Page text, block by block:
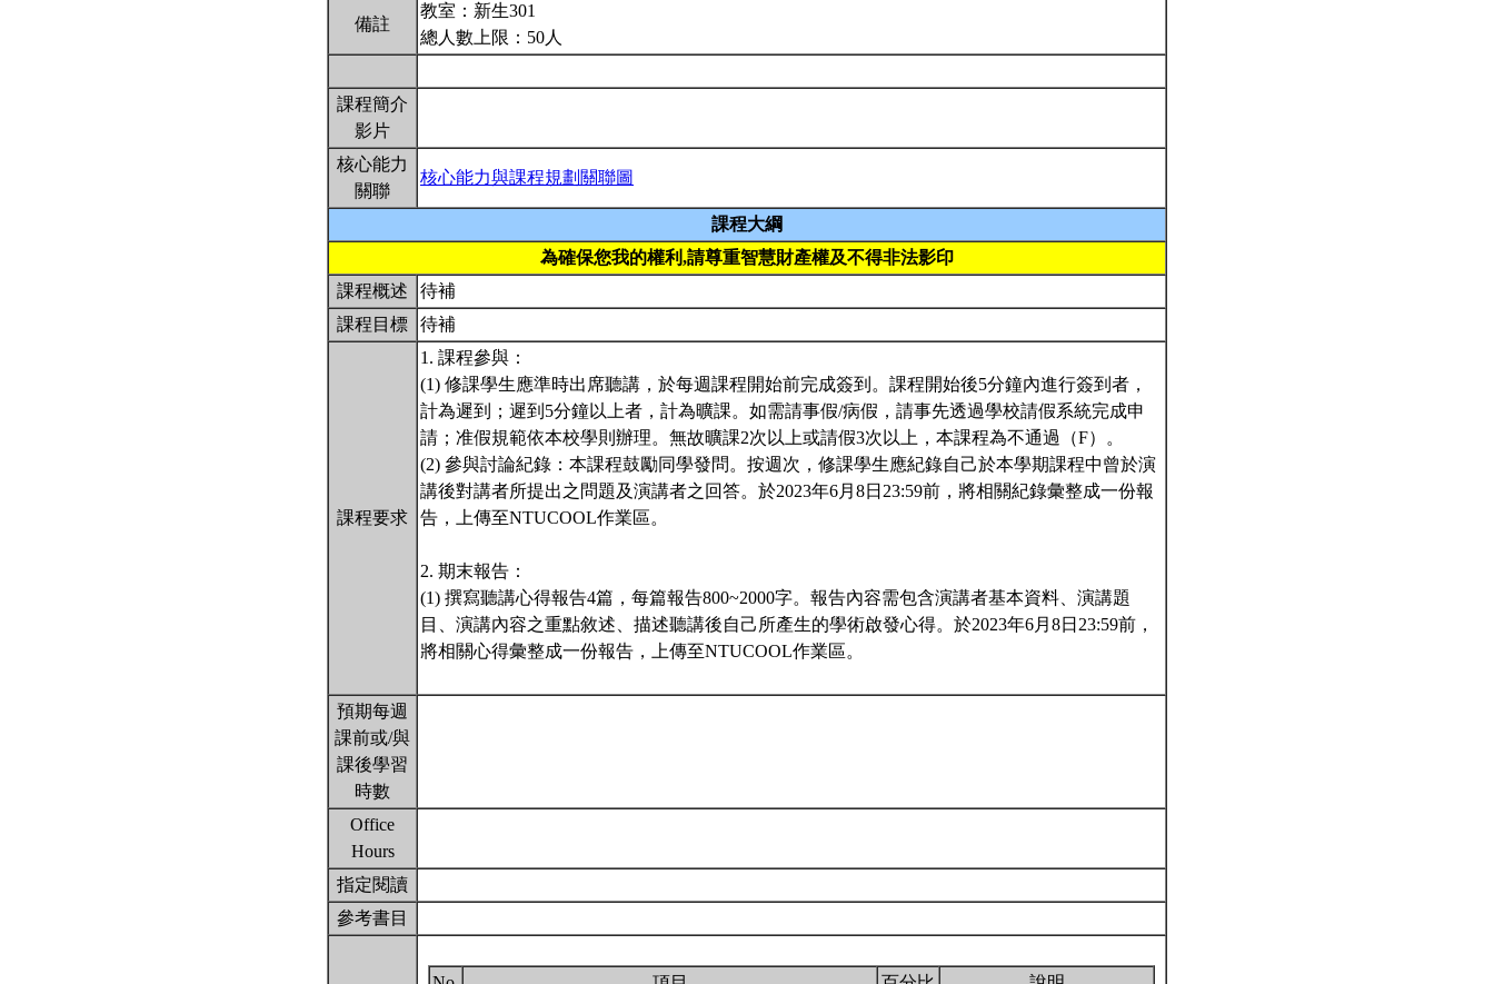
備註
教室：新生301
總人數上限：50人
課程簡介
影片
核心能力
關聯
核心能力與課程規劃關聯圖
課程大綱
為確保您我的權利,請尊重智慧財產權及不得非法影印
課程概述
待補
課程目標
待補
課程要求
1. 課程參與：
(1) 修課學生應準時出席聽講，於每週課程開始前完成簽到。課程開始後5分鐘內進行簽到者，
計為遲到；遲到5分鐘以上者，計為曠課。如需請事假/病假，請事先透過學校請假系統完成申
請；准假規範依本校學則辦理。無故曠課2次以上或請假3次以上，本課程為不通過（F）。
(2) 參與討論紀錄：本課程鼓勵同學發問。按週次，修課學生應紀錄自己於本學期課程中曾於演
講後對講者所提出之問題及演講者之回答。於2023年6月8日23:59前，將相關紀錄彙整成一份報
告，上傳至NTUCOOL作業區。
2. 期末報告：
(1) 撰寫聽講心得報告4篇，每篇報告800~2000字。報告內容需包含演講者基本資料、演講題
目、演講內容之重點敘述、描述聽講後自己所產生的學術啟發心得。於2023年6月8日23:59前，
將相關心得彙整成一份報告，上傳至NTUCOOL作業區。
預期每週
課前或/與
課後學習
時數
Office
Hours
指定閱讀
參考書目